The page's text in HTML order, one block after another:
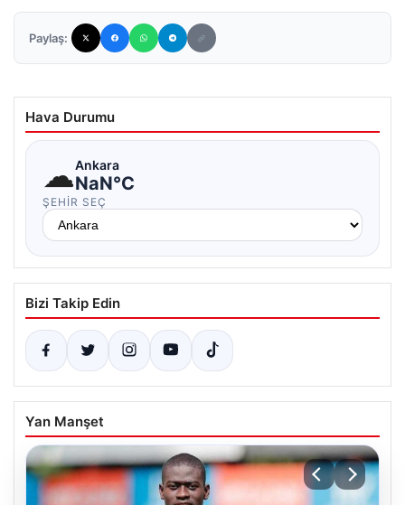
Paylaş:
Hava Durumu
☁Ankara
NaN°C
ŞEHIR SEÇ
Bizi Takip Edin
Yan Manşet